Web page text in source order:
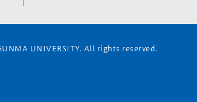
UNIVERSITY. All rights reserved.